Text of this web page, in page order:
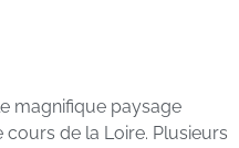
magnifique paysage
de la Loire. Plusieurs